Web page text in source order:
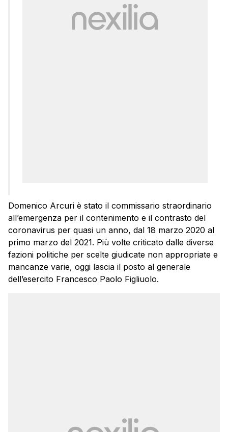
Domenico Arcuri è stato il commissario straordinario
all’emergenza per il contenimento e il contrasto del
coronavirus per quasi un anno, dal 18 marzo 2020 al
primo marzo del 2021. Più volte criticato dalle diverse
fazioni politiche per scelte giudicate non appropriate e
mancanze varie, oggi lascia il posto al generale
dell’esercito Francesco Paolo Figliuolo.